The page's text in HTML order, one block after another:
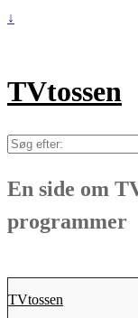
↓
TVtossen
Søg
En side om
programmer
TVtossen